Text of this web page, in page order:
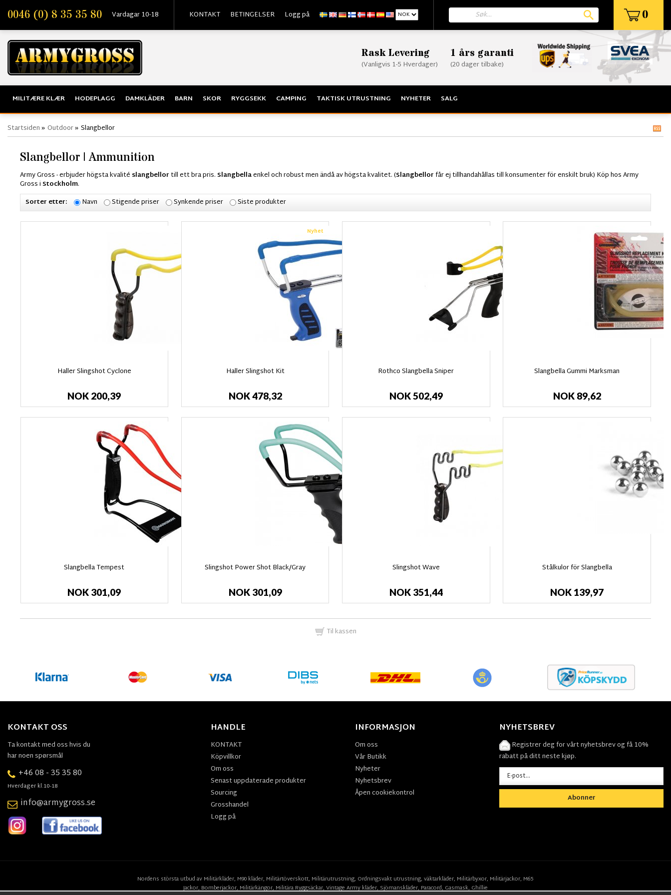
0046 (0) 8 35 35 80 Vardagar 10-18 KONTAKT BETINGELSER Logg på 0
Rask Levering
(Vanligvis 1-5 Hverdager)
1 års garanti
(20 dager tilbake)
MILITÆRE KLÆR HODEPLAGG DAMKLÄDER BARN SKOR RYGGSEKK CAMPING TAKTISK UTRUSTNING NYHETER SALG
Startsiden» Outdoor» Slangbellor
Slangbellor | Ammunition
Army Gross - erbjuder högsta kvalité slangbellortill ett bra pris.Slangbellaenkel och robust men ändå av högsta kvalitet. (Slangbellorfår ej tillhandahållas till konsumenter för enskilt bruk) Köp hos Army
Gross iStockholm.
Sorter etter:
Navn Stigende priser Synkende priser Siste produkter
Haller Slingshot Cyclone
NOK 200,39
Nyhet
Haller Slingshot Kit
NOK 478,32
Rothco Slangbella Sniper
NOK 502,49
Slangbella Gummi Marksman
NOK 89,62
Slangbella Tempest
NOK 301,09
Slingshot Power Shot Black/Gray
NOK 301,09
Slingshot Wave
NOK 351,44
Stålkulor för Slangbella
NOK 139,97
Til kassen
KONTAKT OSS
Ta kontakt med oss hvis du
har noen spørsmål
+46 08 - 35 35 80
Hverdager kl.10-18
info@armygross.se
HANDLE
KONTAKT
Köpvillkor
Om oss
Senast uppdaterade produkter
Sourcing
Grosshandel
Logg på
INFORMASJON
Om oss
Vår Butikk
Nyheter
Nyhetsbrev
Åpen cookiekontrol
NYHETSBREV
Registrer deg for vårt nyhetsbrev og få 10%
rabatt på ditt neste kjøp.
Abonner
Nordens största utbud av Militärkläder, M90 kläder, Militärtöverskott, Militärutrustning, Ordningsvakt utrustning, väktarkläder, Militärbyxor, Militärjackor, M65
Jackor,Bomberjackor,Militärkängor,Militära Ryggsäckar,Vintage Army kläder,Sjömanskläder,Paracord,Gasmask,Ghillie